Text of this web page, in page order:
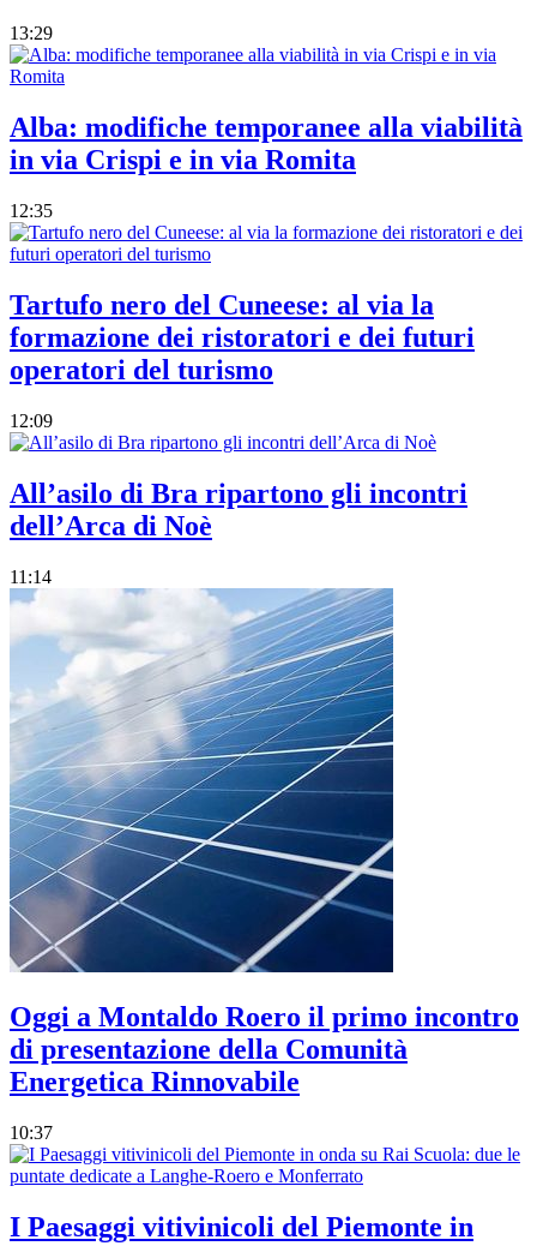
13:29
Alba: modifiche temporanee alla viabilità
in via Crispi e in via Romita
12:35
Tartufo nero del Cuneese: al via la
formazione dei ristoratori e dei futuri
operatori del turismo
12:09
All’asilo di Bra ripartono gli incontri
dell’Arca di Noè
11:14
Oggi a Montaldo Roero il primo incontro
di presentazione della Comunità
Energetica Rinnovabile
10:37
I Paesaggi vitivinicoli del Piemonte in